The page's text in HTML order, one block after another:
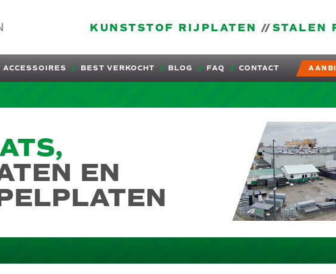
KUNSTSTOF RIJPLATEN STALEN
ACCESSOIRES BEST VERKOCHT BLOG FAQ CONTACT
EN